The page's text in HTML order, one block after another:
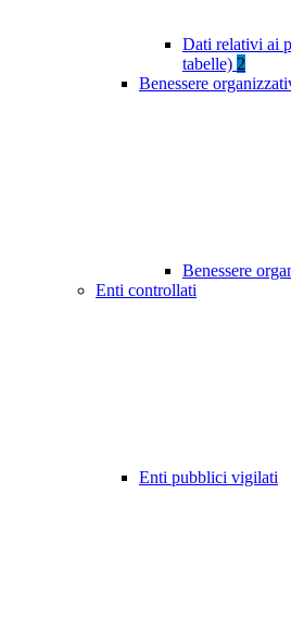
Dati relativi ai
tabelle) 2
Benessere
Benessere
Enti controllati
Enti pubblici vigilati